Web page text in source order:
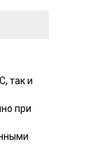
так и
при